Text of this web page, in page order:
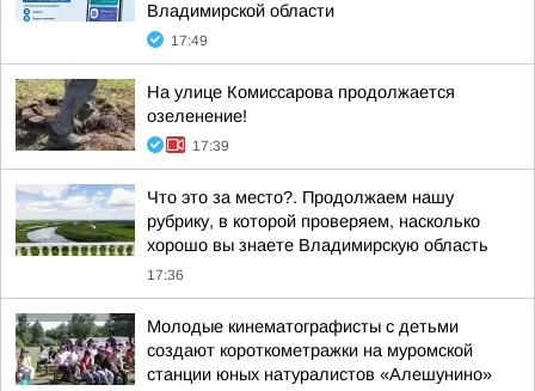
Владимирской области
17:49
На улице Комиссарова продолжается
озеленение!
17:39
Что это за место?. Продолжаем нашу
рубрику, в которой проверяем, насколько
хорошо вы знаете Владимирскую область
17:36
Молодые кинематографисты с детьми
создают короткометражки на муромской
станции юных натуралистов «Алешунино»